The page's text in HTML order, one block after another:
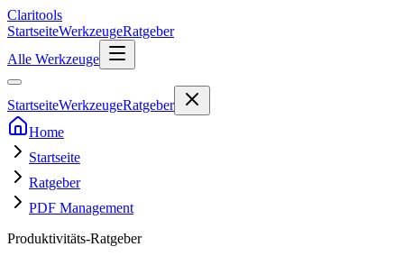
Claritools
StartseiteWerkzeugeRatgeber
Alle Werkzeuge
StartseiteWerkzeugeRatgeber
Home
Startseite
Ratgeber
PDF Management
Produktivitäts-Ratgeber